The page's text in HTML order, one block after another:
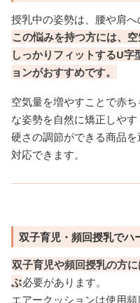
授乳中の姿勢は、腰や肩へ
この悩みを持つ方には、
しっかりフィットするU
ョンがおすすめです。
空気量を増やすことで赤
な姿勢を自然に矯正しやす
硬さの調節ができる商品
対応できます。
双子育児・頻回授乳でハ
双子育児や頻回授乳の方
ぶ必要があります。
エアークッションは使用